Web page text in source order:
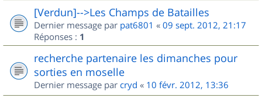
[Verdun]-->Les Champs de Batailles
Dernier message par pat6801 « 09 sept. 2012, 21:17
Réponses : 1
recherche partenaire les dimanches pour
sorties en moselle
Dernier message par cryd « 10 févr. 2012, 13:36